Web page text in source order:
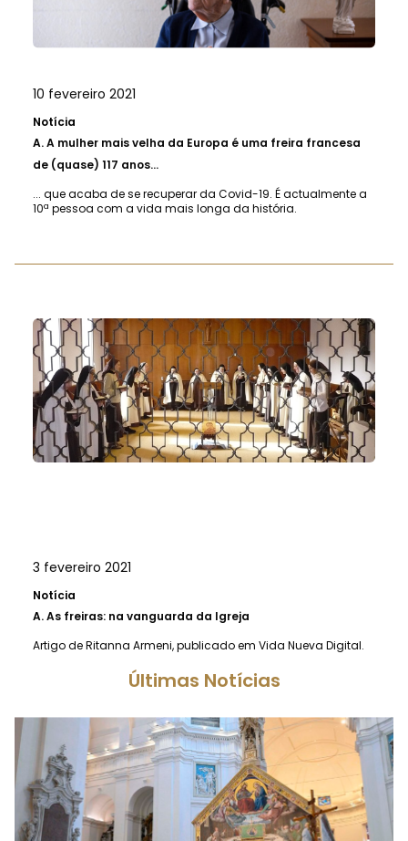
10 fevereiro 2021
Notícia
A.A mulher mais velha da Europa é uma freira francesa
de (quase) 117 anos...
... que acaba de se recuperar da Covid-19. É actualmente a
10ª pessoa com a vida mais longa da história.
3 fevereiro 2021
Notícia
A.As freiras: na vanguarda da Igreja
Artigo de Ritanna Armeni, publicado em Vida Nueva Digital.
Últimas Notícias